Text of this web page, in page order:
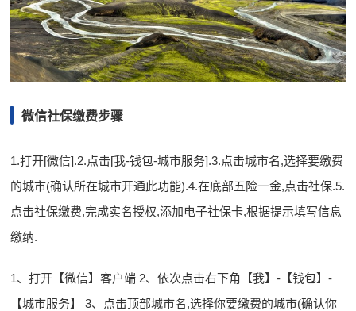
微信社保缴费步骤
1.打开[微信].2.点击[我-钱包-城市服务].3.点击城市名,选择要缴费
的城市(确认所在城市开通此功能).4.在底部五险一金,点击社保.5.
点击社保缴费,完成实名授权,添加电子社保卡,根据提示填写信息
缴纳.
1、打开【微信】客户端 2、依次点击右下角【我】-【钱包】-
【城市服务】 3、点击顶部城市名,选择你要缴费的城市(确认你